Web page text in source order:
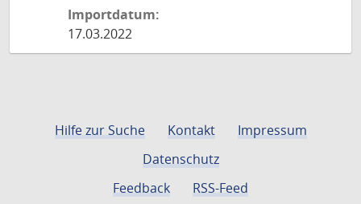
Importdatum:
17.03.2022
Hilfe zur Suche Kontakt
Impressum
Datenschutz
Feedback
RSS-Feed